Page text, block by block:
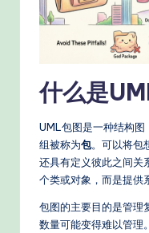
A
什么是
UML包图是一种结构
组被称为包。可以将包
还具有定义彼此之间关
个类或对象，而是提供
包图的主要目的是管理
数量可能变得难以管理